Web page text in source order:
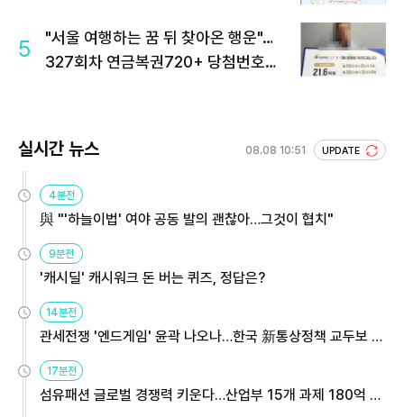
5
"서울 여행하는 꿈 뒤 찾아온 행운"…
327회차 연금복권720+ 당첨번호조
실시간 뉴스 08.08 10:51 UPDATE
4분전
與 "'하늘이법' 여야 공동 발의 괜찮아…그것이 협치"
9분전
'캐시딜' 캐시워크 돈 버는 퀴즈, 정답은?
14분전
관세전쟁 '엔드게임' 윤곽 나오나…한국 新통상정책 교두보 활
17분전
섬유패션 글로벌 경쟁력 키운다…산업부 15개 과제 180억 지